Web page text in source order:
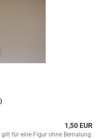
1,50 EUR
gilt für eine Figur ohne Bemalung.